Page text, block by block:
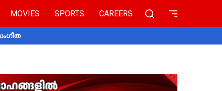
MOVIES SPORTS CAREERS